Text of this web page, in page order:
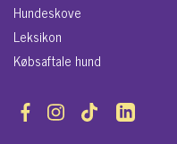
Hundeskove
Leksikon
Købsaftale hund